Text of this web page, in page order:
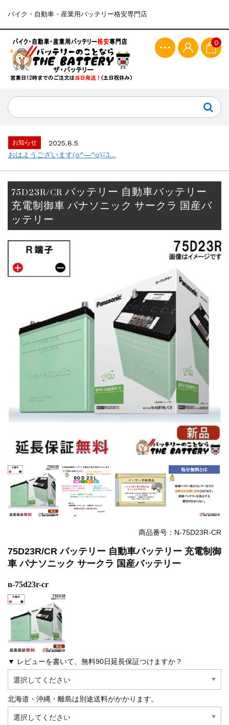
バイク・自動車・産業用バッテリー格安専門店
0
お知らせ
2025.8.5
おはようございます(o^―^o)ﾆｺ...
75D23R/CR バッテリー 自動車バッテリー
充電制御車 パナソニック サークラ 国産バ
ッテリー
商品番号：N-75D23R-CR
75D23R/CR バッテリー 自動車バッテリー 充電制御
車 パナソニック サークラ 国産バッテリー
n-75d23r-cr
▼ レビューを書いて、無料90日延長保証つけますか？
北海道・沖縄・離島は別途送料がかかります。